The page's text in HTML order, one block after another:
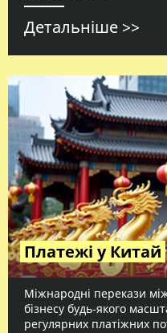
Детальніше >>
Платежі у Китай
Міжнародні перекази
бізнесу будь‑якого
регулярних платіжних